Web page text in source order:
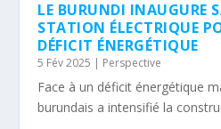
LE BURUNDI INAUGURE
STATION ÉLECTRIQUE
DÉFICIT ÉNERGÉTIQUE
5 Fév 2025 | Perspective
Face à un déficit énergétique
burundais a intensifié la